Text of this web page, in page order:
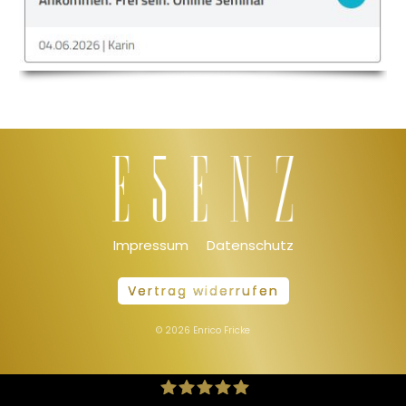
Impressum Datenschutz
Vertrag widerrufen
© 2026 Enrico Fricke